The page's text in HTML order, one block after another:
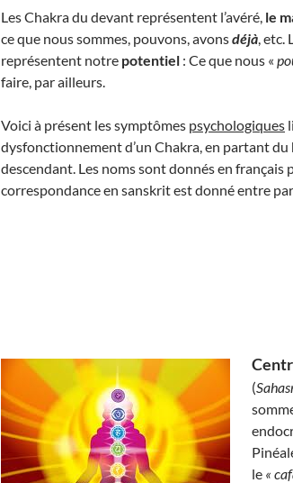
Les Chakra du devant représentent l’avéré, le
ce que nous sommes, pouvons, avonsdéjà, etc.
représentent notre potentiel : Ce que nous «
faire, par ailleurs.
Voici à présent les symptômes psychologiques
dysfonctionnement d’un Chakra, en partant du
descendant. Les noms sont donnés en français
correspondance en sanskrit est donné entre
(
le «